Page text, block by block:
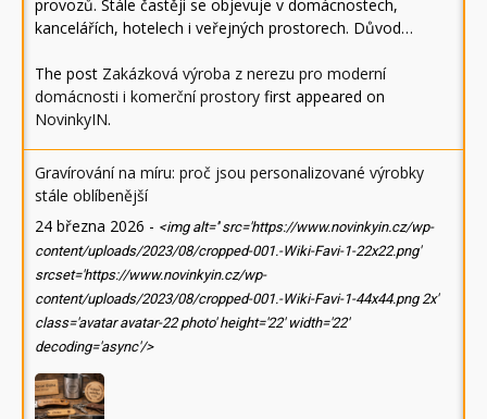
provozů. Stále častěji se objevuje v domácnostech,
kancelářích, hotelech i veřejných prostorech. Důvod…
The post Zakázková výroba z nerezu pro moderní
domácnosti i komerční prostory first appeared on
NovinkyIN.
Gravírování na míru: proč jsou personalizované výrobky
stále oblíbenější
24 března 2026 - <img alt='' src='https://www.novinkyin.cz/wp-
content/uploads/2023/08/cropped-001.-Wiki-Favi-1-22x22.png'
srcset='https://www.novinkyin.cz/wp-
content/uploads/2023/08/cropped-001.-Wiki-Favi-1-44x44.png 2x'
class='avatar avatar-22 photo' height='22' width='22'
decoding='async'/>